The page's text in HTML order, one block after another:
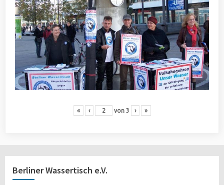
« ‹ von 3 › »
Berliner Wassertisch e.V.